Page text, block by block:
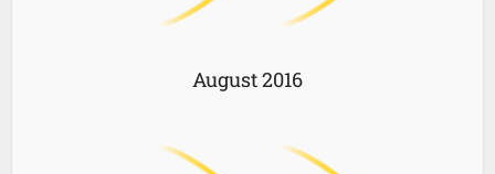
August 2016